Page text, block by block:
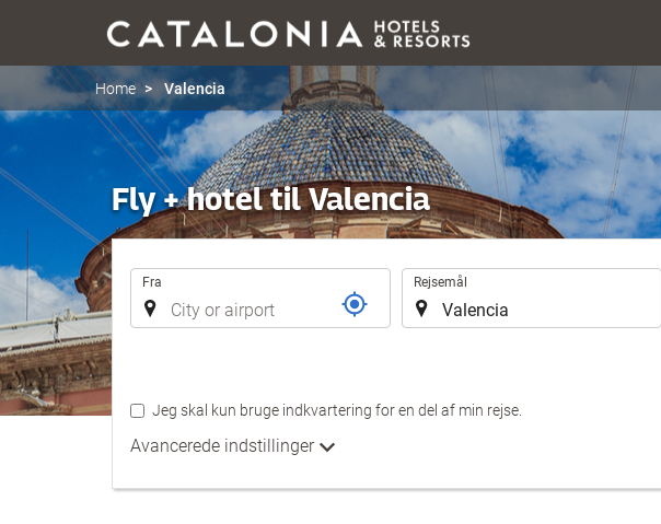
Home Valencia
Fly + hotel til Valencia
Rejse
Fra Rejsemål
Jeg skal kun bruge indkvartering for en del af min rejse.
Avancerede indstillinger